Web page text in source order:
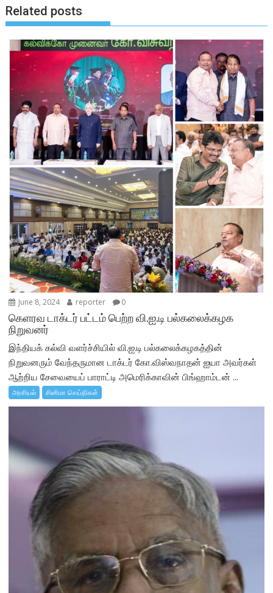
Related posts
June 8, 2024 reporter 0
கெளரவ டாக்டர் பட்டம் பெற்ற வி.ஐ.டி பல்கலைக்கழக
நிறுவனர்
இந்தியக் கல்வி வளர்ச்சியில் வி.ஐ.டி பல்கலைக்கழகத்தின்
நிறுவனரும் வேந்தருமான டாக்டர் கோ.விஸ்வநாதன் ஐயா அவர்கள்
ஆற்றிய சேவையைப் பாராட்டி அமெரிக்காவின் பிங்ஹாம்டன் ...
அரசியல் சினிமா செய்திகள்